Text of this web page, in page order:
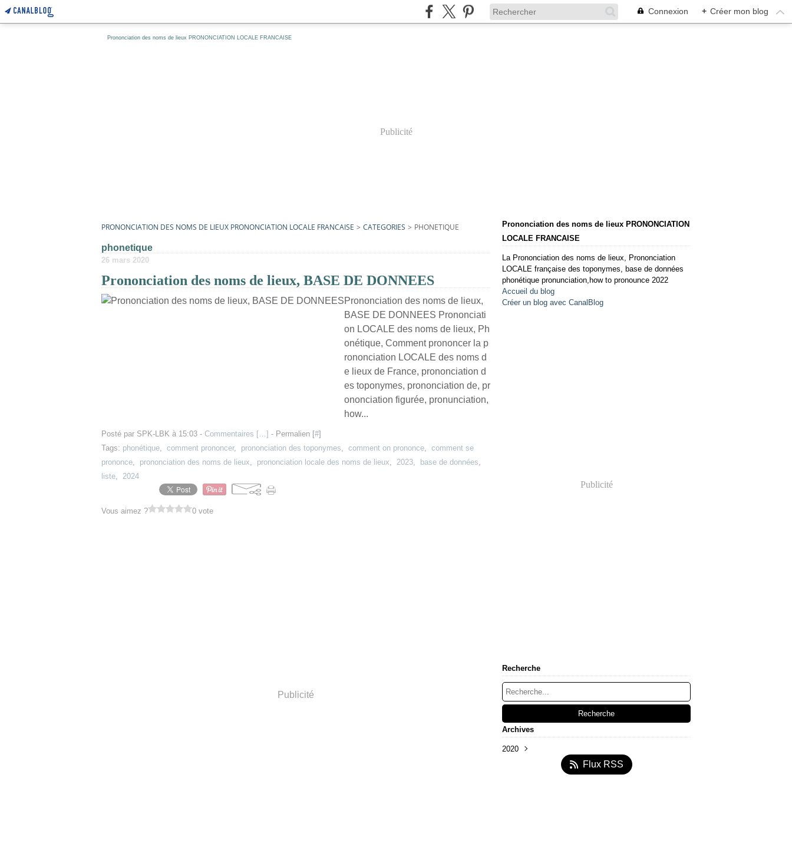
Connexion + Créer mon blog
Prononciation des noms de lieux PRONONCIATION LOCALE FRANCAISE
Publicité
PRONONCIATION DES NOMS DE LIEUX PRONONCIATION LOCALE FRANCAISE > CATEGORIES > PHONETIQUE
phonetique
26 mars 2020
Prononciation des noms de lieux, BASE DE DONNEES
Prononciation des noms de lieux,
BASE DE DONNEES Prononciati
on LOCALE des noms de lieux, Ph
onétique, Comment prononcer la p
rononciation LOCALE des noms d
e lieux de France, prononciation d
es toponymes, prononciation de, pr
ononciation figurée, pronunciation,
how...
Posté par SPK-LBK à 15:03 - Commentaires […] - Permalien [#]
Tags: phonétique, comment prononcer, prononciation des toponymes, comment on prononce, comment se
prononce, prononciation des noms de lieux, prononciation locale des noms de lieux, 2023, base de données,
liste, 2024
Vous aimez ? 0 vote
Publicité
Prononciation des noms de lieux PRONONCIATION
LOCALE FRANCAISE
La Prononciation des noms de lieux, Prononciation
LOCALE française des toponymes, base de données
phonétique pronunciation,how to pronounce 2022
Accueil du blog
Créer un blog avec CanalBlog
Publicité
Recherche
Archives
2020
Flux RSS